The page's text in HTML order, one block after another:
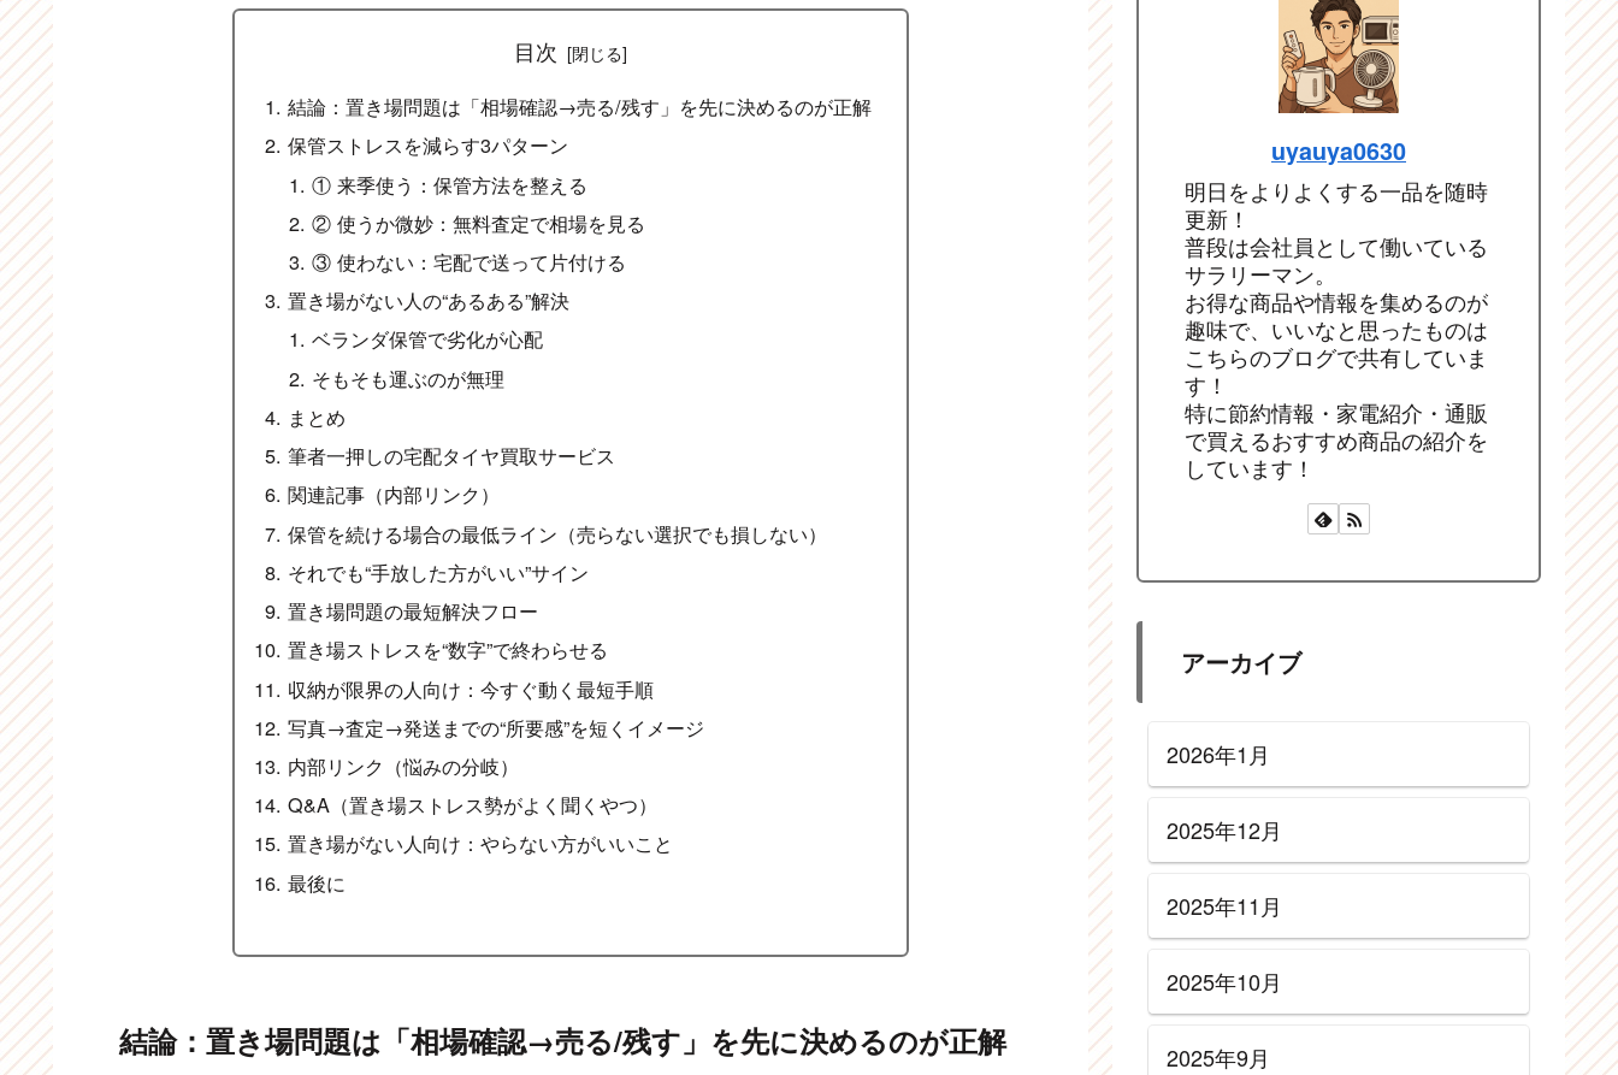
目次
結論：置き場問題は「相場確認→売る/残す」を先に決めるのが正解
保管ストレスを減らす3パターン
① 来季使う：保管方法を整える
② 使うか微妙：無料査定で相場を見る
③ 使わない：宅配で送って片付ける
置き場がない人の“あるある”解決
ベランダ保管で劣化が心配
そもそも運ぶのが無理
まとめ
筆者一押しの宅配タイヤ買取サービス
関連記事（内部リンク）
保管を続ける場合の最低ライン（売らない選択でも損しない）
それでも“手放した方がいい”サイン
置き場問題の最短解決フロー
置き場ストレスを“数字”で終わらせる
収納が限界の人向け：今すぐ動く最短手順
写真→査定→発送までの“所要感”を短くイメージ
内部リンク（悩みの分岐）
Q&A（置き場ストレス勢がよく聞くやつ）
置き場がない人向け：やらない方がいいこと
最後に
結論：置き場問題は「相場確認→売る/残す」を先に決めるのが正解
uyauya0630
明日をよりよくする一品を随時
更新！
普段は会社員として働いている
サラリーマン。
お得な商品や情報を集めるのが
趣味で、いいなと思ったものは
こちらのブログで共有していま
す！
特に節約情報・家電紹介・通販
で買えるおすすめ商品の紹介を
しています！
アーカイブ
2026年1月
2025年12月
2025年11月
2025年10月
2025年9月